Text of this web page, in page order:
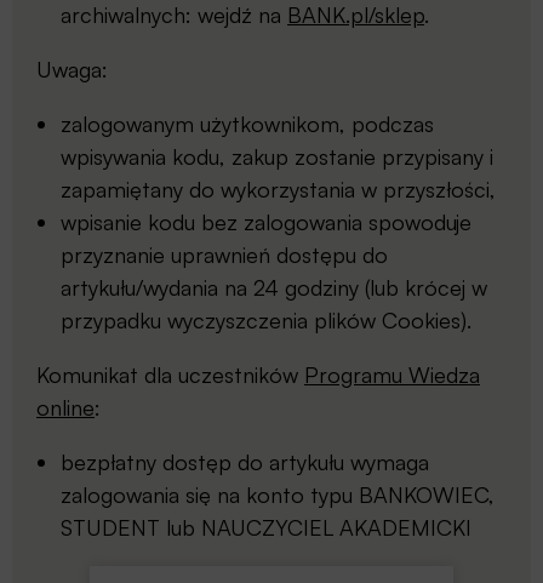
archiwalnych: wejdź na BANK.pl/sklep.
Uwaga:
zalogowanym użytkownikom, podczas
wpisywania kodu, zakup zostanie przypisany i
zapamiętany do wykorzystania w przyszłości,
wpisanie kodu bez zalogowania spowoduje
przyznanie uprawnień dostępu do
artykułu/wydania na 24 godziny (lub krócej w
przypadku wyczyszczenia plików Cookies).
Komunikat dla uczestników Programu Wiedza
online:
bezpłatny dostęp do artykułu wymaga
zalogowania się na konto typu BANKOWIEC,
STUDENT lub NAUCZYCIEL AKADEMICKI